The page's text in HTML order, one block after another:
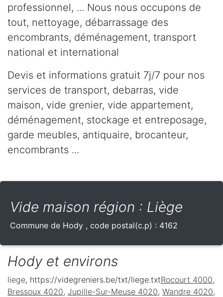
professionnel, ... Nous nous occupons de
tout, nettoyage, débarrassage des
encombrants, déménagement, transport
national et international
Devis et informations gratuit 7j/7 pour nos
services de transport, debarras, vide
maison, vide grenier, vide appartement,
déménagement, stockage et entreposage,
garde meubles, antiquaire, brocanteur,
encombrants ...
Vide maison région : Liège
Commune de Hody , code postal(c.p) : 4162
Hody et environs
liege, https://videgreniers.be/txt/liege.txtRocourt 4000,
Bressoux 4020, Jupille-Sur-Meuse 4020, Wandre 4020,